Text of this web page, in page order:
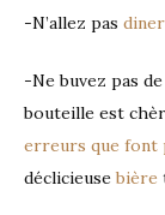
-N’allez pas diner
-Ne buvez pas
bouteille est
erreurs que font
déclicieuse bière